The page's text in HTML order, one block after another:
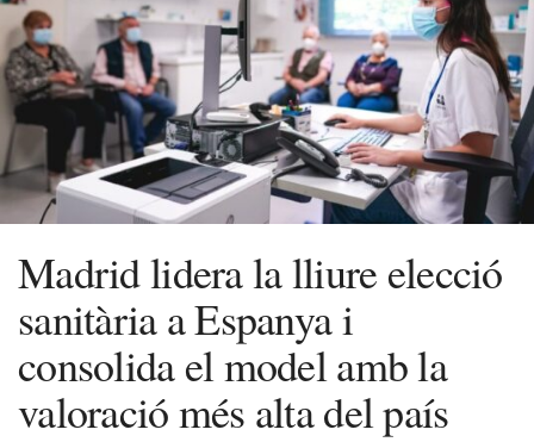
Madrid lidera la lliure elecció
sanitària a Espanya i
consolida el model amb la
valoració més alta del país